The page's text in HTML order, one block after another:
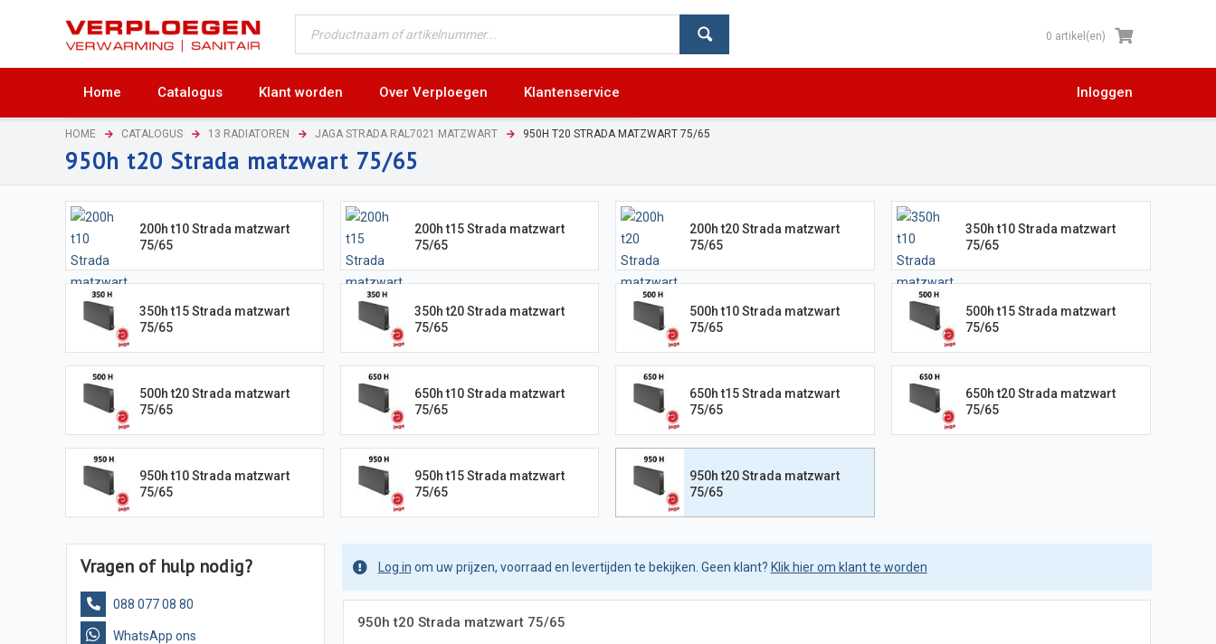
0 artikel(en)
Home Catalogus Klant worden Over Verploegen Klantenservice Inloggen
HOME CATALOGUS 13 RADIATOREN JAGA STRADA RAL7021 MATZWART 950H T20 STRADA MATZWART 75/65
950h t20 Strada matzwart 75/65
200h t10 Strada matzwart
75/65
200h t15 Strada matzwart
75/65
200h t20 Strada matzwart
75/65
350h t10 Strada matzwart
75/65
350h t15 Strada matzwart
75/65
350h t20 Strada matzwart
75/65
500h t10 Strada matzwart
75/65
500h t15 Strada matzwart
75/65
500h t20 Strada matzwart
75/65
650h t10 Strada matzwart
75/65
650h t15 Strada matzwart
75/65
650h t20 Strada matzwart
75/65
950h t10 Strada matzwart
75/65
950h t15 Strada matzwart
75/65
950h t20 Strada matzwart
75/65
Log in om uw prijzen, voorraad en levertijden te bekijken. Geen klant? Klik hier om klant te worden
950h t20 Strada matzwart 75/65
Vragen of hulp nodig?
088 077 08 80
WhatsApp ons